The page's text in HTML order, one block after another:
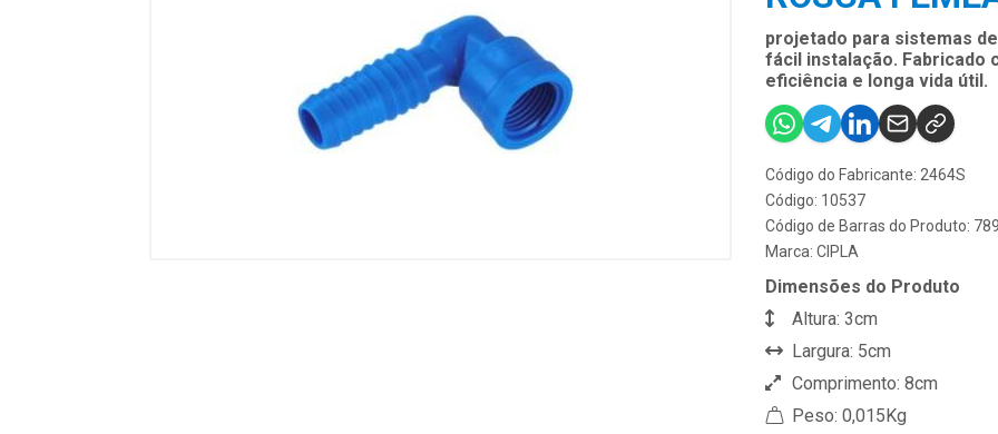
projetado para sistemas
fácil instalação. Fabricado
eficiência e longa vida útil.
Código do Fabricante: 2464S
Código: 10537
Código de Barras do Produto:
Marca: CIPLA
Dimensões do Produto
Altura: 3cm
Largura: 5cm
Comprimento: 8cm
Peso: 0,015Kg